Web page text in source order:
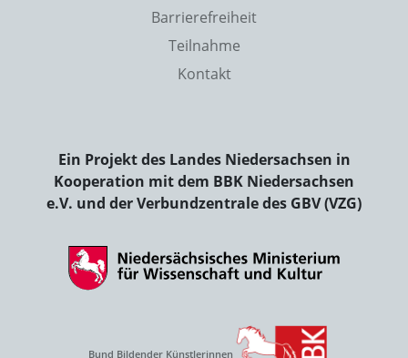
Barrierefreiheit
Teilnahme
Kontakt
Ein Projekt des Landes Niedersachsen in
Kooperation mit dem BBK Niedersachsen
e.V. und der Verbundzentrale des GBV (VZG)
Bund Bildender Künstlerinnen